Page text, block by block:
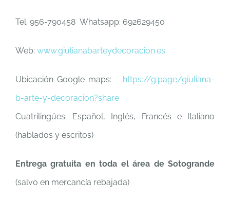
Tel. 956-790458 Whatsapp: 692629450
Web: www.giulianabarteydecoracion.es
Ubicación Google maps: https://g.page/giuliana-
b-arte-y-decoracion?share
Cuatrilingües: Español, Inglés, Francés e Italiano
(hablados y escritos)
Entrega gratuita en toda el área de Sotogrande
(salvo en mercancía rebajada)